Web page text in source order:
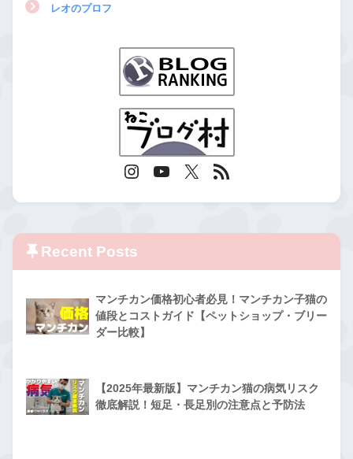
レオのプロフ
Recent Posts
マンチカン価格初心者必見！マンチカン子猫の
値段とコストガイド【ペットショップ・ブリー
ダー比較】
【2025年最新版】マンチカン猫の病気リスク
徹底解説！短足・長足別の注意点と予防法